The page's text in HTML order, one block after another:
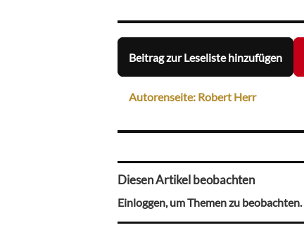
Beitrag zur Leseliste hinzufügen
Autorenseite: Robert Herr
Diesen Artikel beobachten
Einloggen, um Themen zu beobachten.